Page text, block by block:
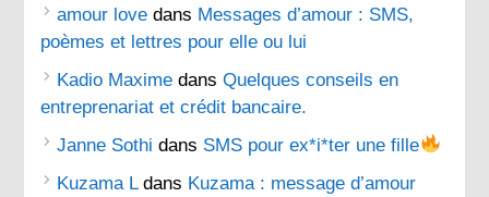
amour love dans Messages d’amour : SMS,
poèmes et lettres pour elle ou lui
Kadio Maxime dansQuelques conseils en
entreprenariat et crédit bancaire.
Janne Sothi dans SMS pour ex*i*ter une fille
Kuzama Ldans Kuzama : message d’amour